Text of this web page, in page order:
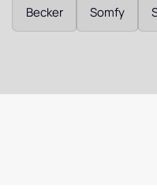
Becker Somfy